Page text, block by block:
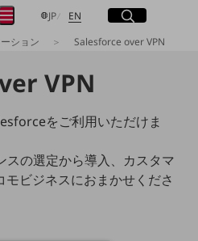
創エコシステムです。
は
企業)
て
ます
JP日本語
EN Englishサイト内検索
開く
メニュー
開く
ネスの
検索する
ション Salesforce over VPN
VPN
をご利用いただけま
の選定から導入、カスタマ
ビジネスにおまかせくださ